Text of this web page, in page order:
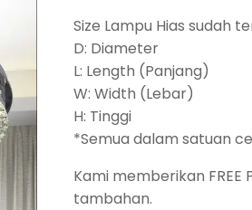
Size Lampu Hias sudah
D: Diameter
L: Length (Panjang)
W: Width (Lebar)
H: Tinggi
*Semua dalam satuan
Kami memberikan
tambahan.